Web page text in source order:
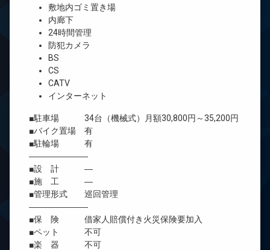
敷地内ゴミ置き場
内廊下
24時間管理
防犯カメラ
BS
CS
CATV
インターネット
■駐車場 34台（機械式）月額30,800円～35,200円
■バイク置場 有
■駐輪場 有
―――――――
■設 計 ―
■施 工 ―
■管理形式 巡回管理
―――――――
■保 険 借家人賠償付き火災保険要加入
■ペット 不可
■楽 器 不可